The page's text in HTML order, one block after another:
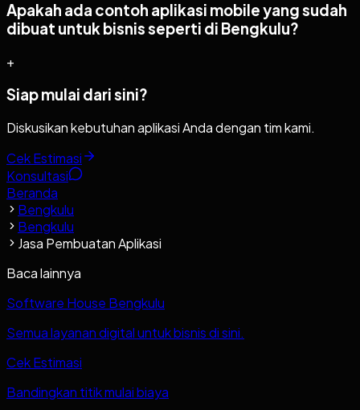
Apakah ada contoh aplikasi mobile yang sudah
dibuat untuk bisnis seperti di Bengkulu?
+
Siap mulai dari sini?
Diskusikan kebutuhan aplikasi Anda dengan tim kami.
Cek Estimasi
Konsultasi
Beranda
Bengkulu
Bengkulu
Jasa Pembuatan Aplikasi
Baca lainnya
Software House Bengkulu
Semua layanan digital untuk bisnis di sini.
Cek Estimasi
Bandingkan titik mulai biaya